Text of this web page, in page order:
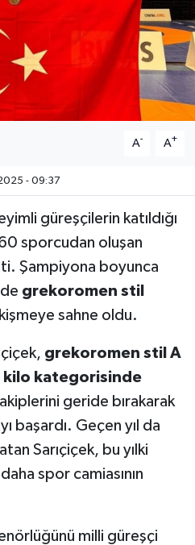
A- A+
- 09:37
güreşçilerin katıldığı
sporcudan oluşan
Şampiyona boyunca
grekoromen stil
sahne oldu.
grekoromen stil A
kilo kategorisinde
geride bırakarak
başardı. Geçen yıl da
Sarıçiçek, bu yılki
spor camiasının
milli güreşçi